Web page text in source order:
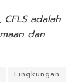
CFLS adalah
dan
Lingkungan